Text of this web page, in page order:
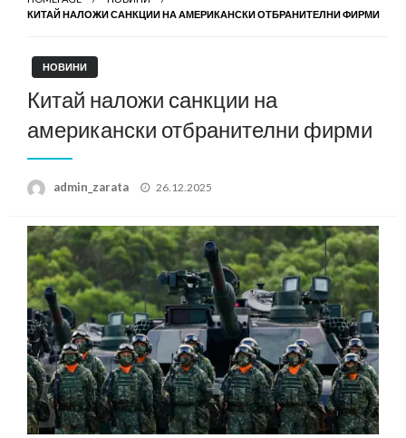
КИТАЙ НАЛОЖИ САНКЦИИ НА АМЕРИКАНСКИ ОТБРАНИТЕЛНИ ФИРМИ
НОВИНИ
Китай наложи санкции на
американски отбранителни фирми
admin_zarata
Posted
26.12.2025